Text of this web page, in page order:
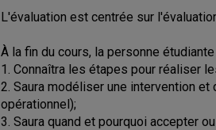
L'évaluation est centrée sur
À la fin du cours, la personne étudiante
1. Connaîtra les étapes pour réaliser
2. Saura modéliser une intervention
opérationnel);
3. Saura quand et pourquoi accepter